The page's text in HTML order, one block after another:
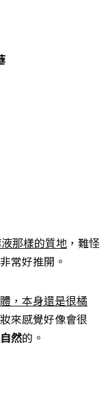
那樣的質地 ，難怪
常好推開。
，本身還是很橘
來感覺好像會很
然的。